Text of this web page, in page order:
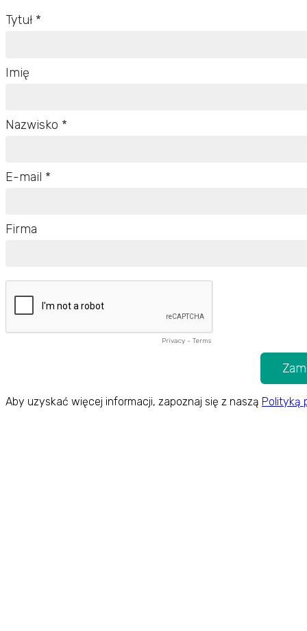
Tytuł *
Imię
Nazwisko *
E-mail *
Firma
Privacy - Terms
Aby uzyskać więcej informacji, zapoznaj się z naszą Polityką